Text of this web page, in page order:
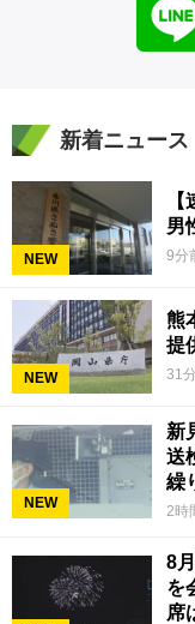
新着ニュース
NEW
男
9分
NEW
熊
提
31
NEW
新
送
繰
2時
8
を
席